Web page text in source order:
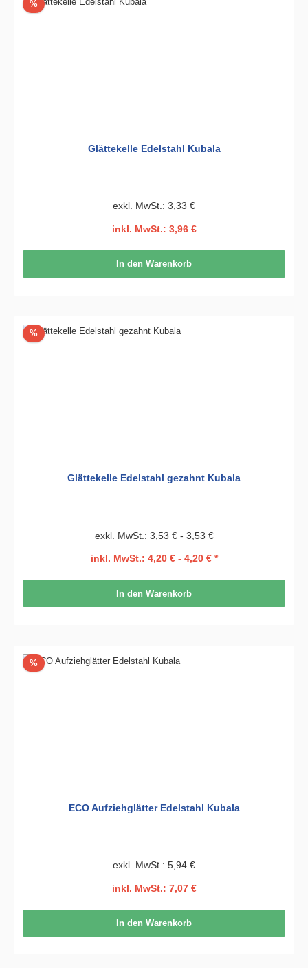
%Rabatt
Glättekelle Edelstahl Kubala
exkl. MwSt.: 3,33 €
inkl. MwSt.: 3,96 €
In den Warenkorb
%Rabatt
Glättekelle Edelstahl gezahnt Kubala
exkl. MwSt.: 3,53 € - 3,53 €
inkl. MwSt.: 4,20 € - 4,20 € *
In den Warenkorb
%Rabatt
ECO Aufziehglätter Edelstahl Kubala
exkl. MwSt.: 5,94 €
inkl. MwSt.: 7,07 €
In den Warenkorb